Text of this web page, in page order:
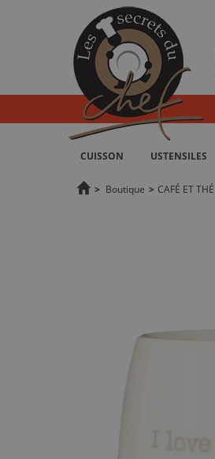
CUISSON USTENSILES
> Boutique > CAFÉ ET THÉ